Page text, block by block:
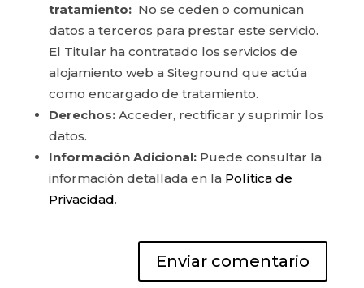
tratamiento:No se ceden o comunican
datos a terceros para prestar este servicio.
El Titular ha contratado los servicios de
alojamiento web a Siteground que actúa
como encargado de tratamiento.
Derechos:Acceder, rectificar y suprimir los
datos.
Información Adicional:Puede consultar la
información detallada en la Política de
Privacidad.